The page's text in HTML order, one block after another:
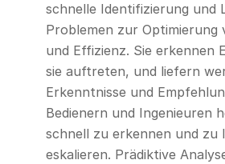
schnelle Identifizierung und
Problemen zur Optimierung
und Effizienz. Sie erkennen
sie auftreten, und liefern
Erkenntnisse und
Bedienern und Ingenieuren
schnell zu erkennen und zu
eskalieren. Prädiktive